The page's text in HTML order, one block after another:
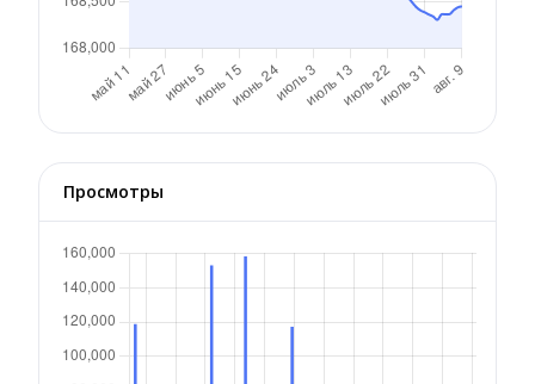
Просмотры